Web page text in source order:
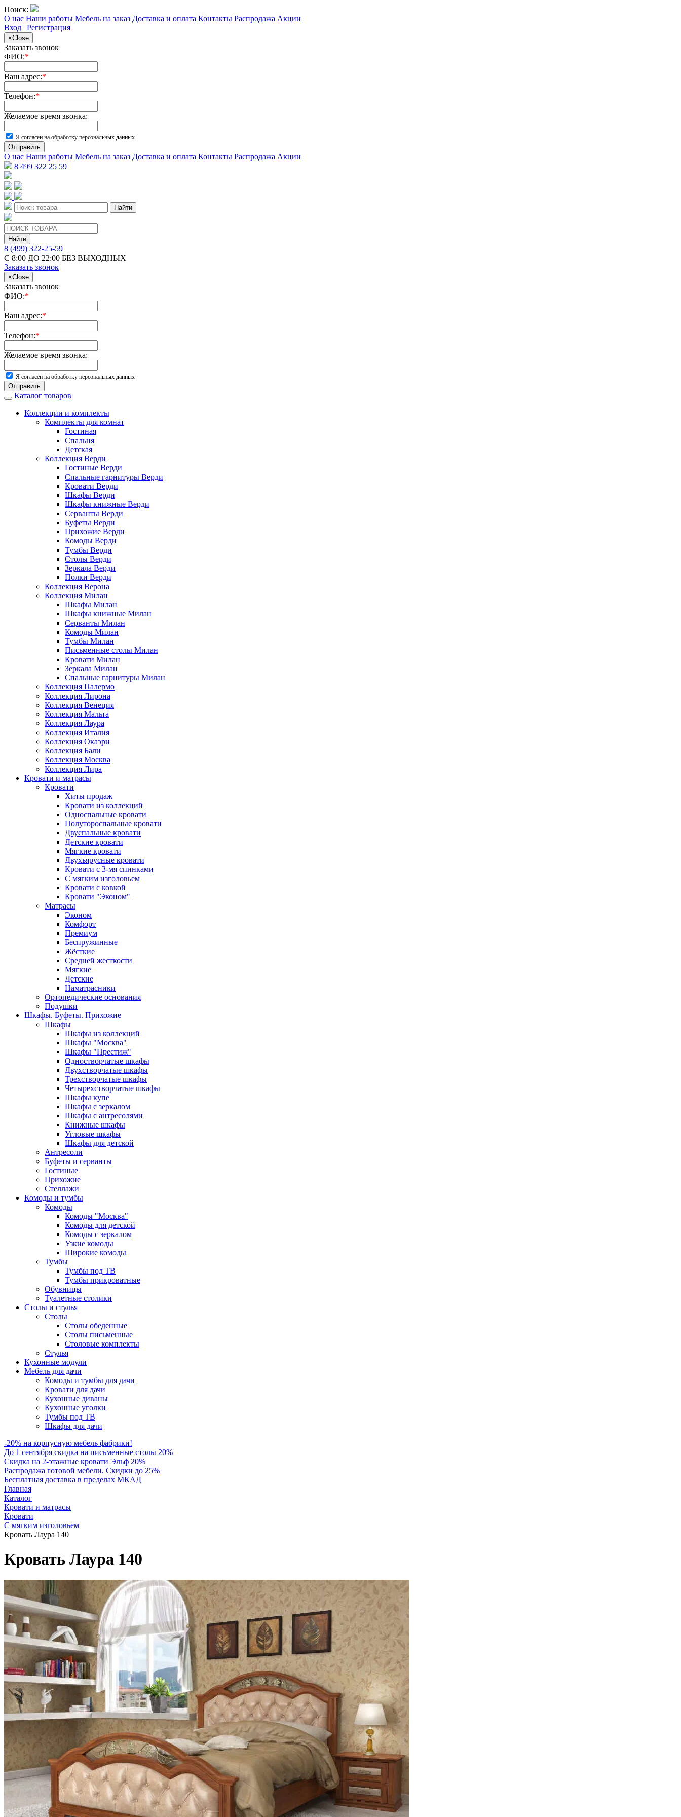
Поиск:
О нас Наши работы Мебель на заказ Доставка и оплата Контакты Распродажа Акции
Вход | Регистрация
×Close
Заказать звонок
ФИО:*
Ваш адрес:*
Телефон:*
Желаемое время звонка:
Я согласен на обработку персональных данных
Отправить
О нас Наши работы Мебель на заказ Доставка и оплата Контакты Распродажа Акции
8 499 322 25 59
Найти
Найти
8 (499) 322-25-59
С 8:00 ДО 22:00 БЕЗ ВЫХОДНЫХ
Заказать звонок
×Close
Заказать звонок
ФИО:*
Ваш адрес:*
Телефон:*
Желаемое время звонка:
Я согласен на обработку персональных данных
Отправить
Каталог товаров
Коллекции и комплекты
Комплекты для комнат
Гостиная
Спальня
Детская
Коллекция Верди
Гостиные Верди
Спальные гарнитуры Верди
Кровати Верди
Шкафы Верди
Шкафы книжные Верди
Серванты Верди
Буфеты Верди
Прихожие Верди
Комоды Верди
Тумбы Верди
Столы Верди
Зеркала Верди
Полки Верди
Коллекция Верона
Коллекция Милан
Шкафы Милан
Шкафы книжные Милан
Серванты Милан
Комоды Милан
Тумбы Милан
Письменные столы Милан
Кровати Милан
Зеркала Милан
Спальные гарнитуры Милан
Коллекция Палермо
Коллекция Лирона
Коллекция Венеция
Коллекция Мальта
Коллекция Лаура
Коллекция Италия
Коллекция Окаэри
Коллекция Бали
Коллекция Москва
Коллекция Лира
Кровати и матрасы
Кровати
Хиты продаж
Кровати из коллекций
Односпальные кровати
Полутороспальные кровати
Двуспальные кровати
Детские кровати
Мягкие кровати
Двухъярусные кровати
Кровати с 3-мя спинками
С мягким изголовьем
Кровати с ковкой
Кровати "Эконом"
Матрасы
Эконом
Комфорт
Премиум
Беспружинные
Жёсткие
Средней жесткости
Мягкие
Детские
Наматрасники
Ортопедические основания
Подушки
Шкафы. Буфеты. Прихожие
Шкафы
Шкафы из коллекций
Шкафы "Москва"
Шкафы "Престиж"
Одностворчатые шкафы
Двухстворчатые шкафы
Трехстворчатые шкафы
Четырехстворчатые шкафы
Шкафы купе
Шкафы с зеркалом
Шкафы с антресолями
Книжные шкафы
Угловые шкафы
Шкафы для детской
Антресоли
Буфеты и серванты
Гостиные
Прихожие
Стеллажи
Комоды и тумбы
Комоды
Комоды "Москва"
Комоды для детской
Комоды с зеркалом
Узкие комоды
Широкие комоды
Тумбы
Тумбы под ТВ
Тумбы прикроватные
Обувницы
Туалетные столики
Столы и стулья
Столы
Столы обеденные
Столы письменные
Столовые комплекты
Стулья
Кухонные модули
Мебель для дачи
Комоды и тумбы для дачи
Кровати для дачи
Кухонные диваны
Кухонные уголки
Тумбы под ТВ
Шкафы для дачи
-20% на корпусную мебель фабрики!
До 1 сентября скидка на письменные столы 20%
Скидка на 2-этажные кровати Эльф 20%
Распродажа готовой мебели. Скидки до 25%
Бесплатная доставка в пределах МКАД
Главная
Каталог
Кровати и матрасы
Кровати
С мягким изголовьем
Кровать Лаура 140
Кровать Лаура 140